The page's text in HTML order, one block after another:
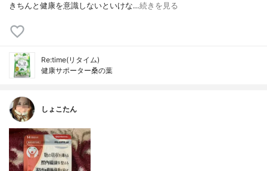
きちんと健康を意識しないといけな…続きを見る
Re:time(リタイム)
健康サポーター桑の葉
しょこたん